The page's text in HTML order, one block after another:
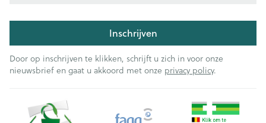
Inschrijven
Door op inschrijven te klikken, schrijft u zich in voor onze
nieuwsbrief en gaat u akkoord met onze privacy policy.